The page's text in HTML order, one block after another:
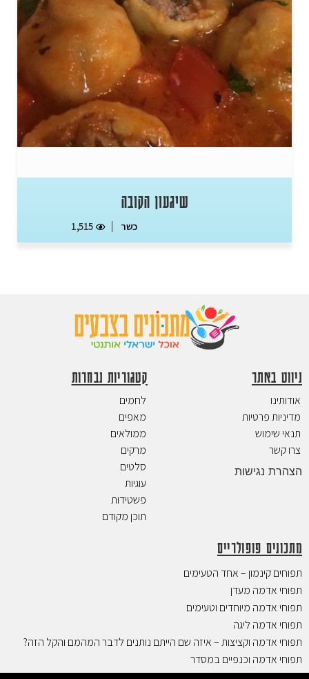
שיגעון הקובה
כשר 1,515
ניווט באתר
אודותינו
מדיניות פרטיות
תנאי שימוש
צרו קשר
הצהרת נגישות
קטגוריות נבחרות
לחמים
מאפים
ממולאים
מרקים
סלטים
עוגיות
פשטידות
תוכן מקודם
מתכונים פופולריים
תפוחים קינמון – אחד הטעימים
תפוחי אדמה מעדן
תפוחי אדמה מיוחדים וטעימים
תפוחי אדמה ליגה
תפוחי אדמה וקציצות – איזה שם הייתם נותנים לדבר המהמם והקל הזה?
תפוחי אדמה וכנפיים במסדר